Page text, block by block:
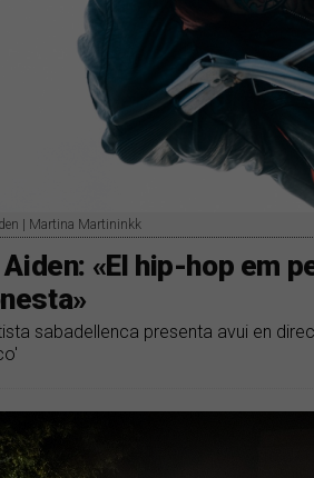
| Martina Martininkk
«El hip-hop em
sabadellenca presenta avui en